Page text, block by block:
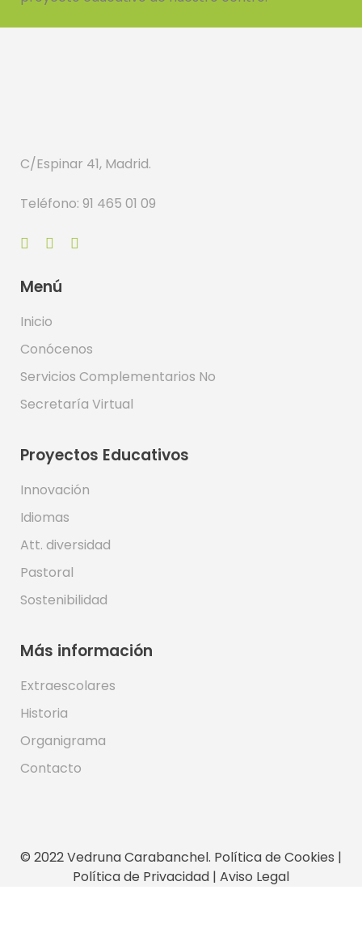
C/Espinar 41, Madrid.
Teléfono: 91 465 01 09
Menú
Inicio
Conócenos
Servicios Complementarios No
Secretaría Virtual
Proyectos Educativos
Innovación
Idiomas
Att. diversidad
Pastoral
Sostenibilidad
Más información
Extraescolares
Historia
Organigrama
Contacto
© 2022 Vedruna Carabanchel. Política de Cookies |
Política de Privacidad | Aviso Legal